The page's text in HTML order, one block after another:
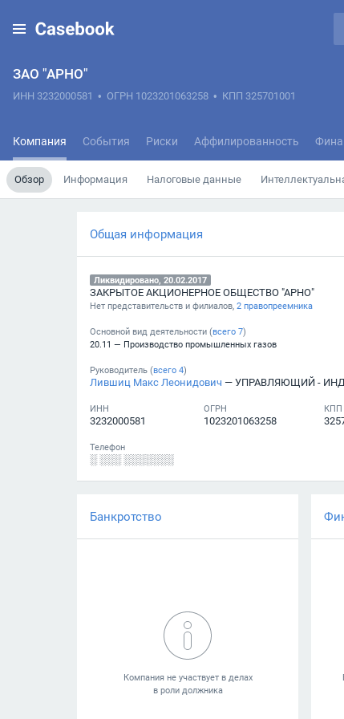
ЗАО "АРНО"
ИНН 3232000581 • ОГРН 1023201063258 • КПП 325701001
Компания События Риски Аффилированность
Обзор Информация Налоговые данные
Общая информация
Ликвидировано, 20.02.2017
ЗАКРЫТОЕ АКЦИОНЕРНОЕ ОБЩЕСТВО "АРНО"
Нет представительств и филиалов, 2 правопреемника
Основной вид деятельности (всего 7)
20.11 — Производство промышленных газов
Руководитель (всего 4)
Лившиц Макс Леонидович — УПРАВЛЯЮЩИЙ -
ИНН
3232000581
ОГРН
1023201063258
КПП
Телефон
░ ░░░ ░░░░░░░
Банкротство